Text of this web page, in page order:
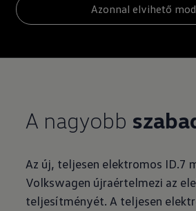
Azonnal elvihető
A nagyobb
Az új, teljesen elektromos ID.7
Volkswagen újraértelmezi az
teljesítményét. A teljesen